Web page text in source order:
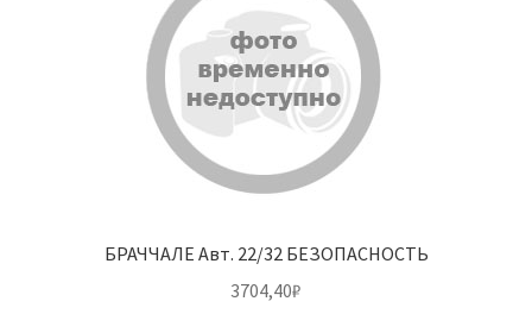
БРАЧЧАЛЕ Авт. 22/32 БЕЗОПАСНОСТЬ
3704,40₽